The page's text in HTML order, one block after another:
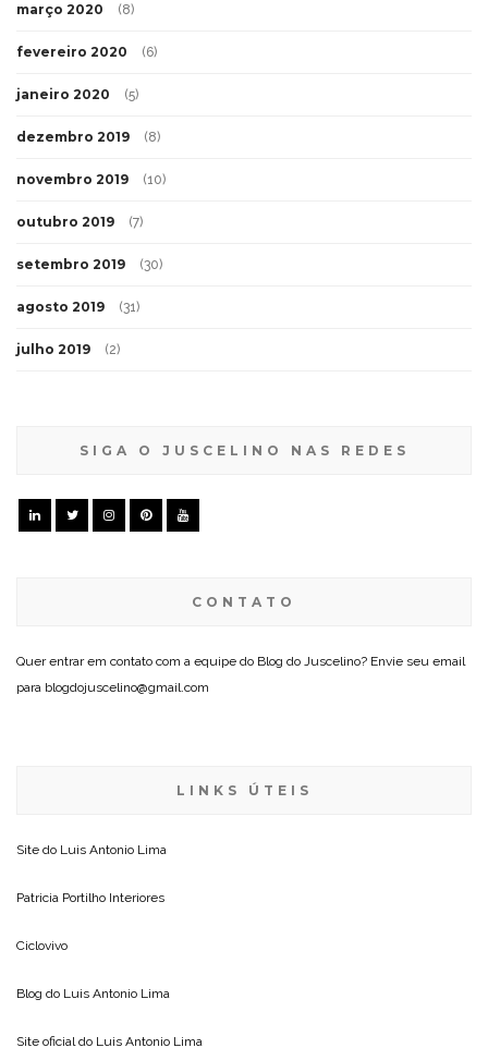
março 2020 (8)
fevereiro 2020 (6)
janeiro 2020 (5)
dezembro 2019 (8)
novembro 2019 (10)
outubro 2019 (7)
setembro 2019 (30)
agosto 2019 (31)
julho 2019 (2)
SIGA O JUSCELINO NAS REDES
CONTATO
Quer entrar em contato com a equipe do Blog do Juscelino? Envie seu email
para blogdojuscelino@gmail.com
LINKS ÚTEIS
Site do Luis Antonio Lima
Patricia Portilho Interiores
Ciclovivo
Blog do Luis Antonio Lima
Site oficial do Luis Antonio Lima